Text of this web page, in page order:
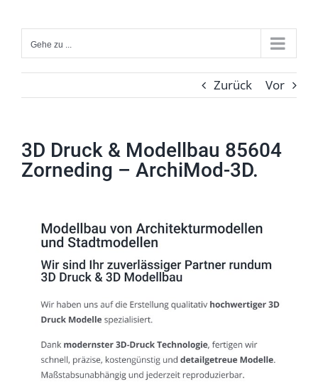
Inhalt
springenGehe zu ...
Zurück Vor
3D Druck & Modellbau 85604
Zorneding – ArchiMod-3D.